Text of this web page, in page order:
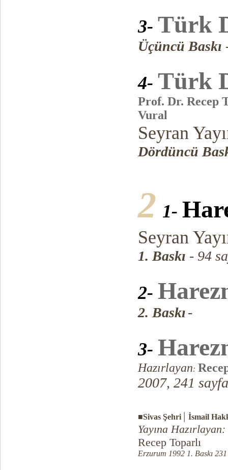
3- Türk
Üçüncü Baskı
4- Türk
Prof. Dr. Recep
Vural
Seyran
Dördüncü
2 1-
Seyran
1. Baskı - 94
2-
2. Baskı-
3-
Hazırlayan:
2007, 241 sayfa
■Sivas Şehri | İsmail
Yayına
Recep Toparlı
Erzurum 1992 1. Baskı